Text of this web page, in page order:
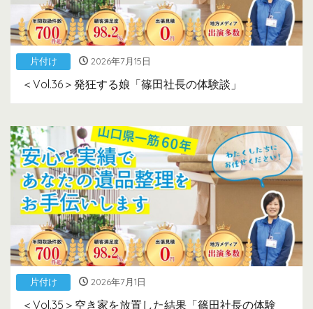
片付け 2026年7月15日
＜Vol.36＞発狂する娘「篠田社長の体験談」
片付け 2026年7月1日
＜Vol.35＞空き家を放置した結果「篠田社長の体験